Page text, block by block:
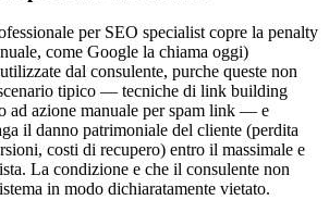
per SEO specialist copre la penalty
come Google la chiama oggi)
dal consulente, purche queste non
tipico — tecniche di link building
ad azione manuale per spam link — e
il danno patrimoniale del cliente (perdita
costi di recupero) entro il massimale e
La condizione e che il consulente non
in modo dichiaratamente vietato.